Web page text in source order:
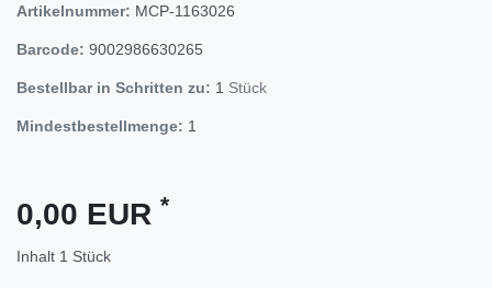
Artikelnummer: MCP-1163026
Barcode: 9002986630265
Bestellbar in Schritten zu: 1 Stück
Mindestbestellmenge: 1
0,00 EUR *
Inhalt 1 Stück